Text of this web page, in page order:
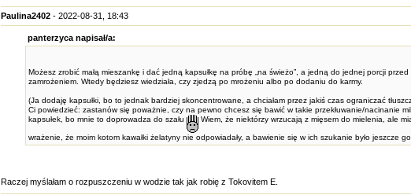
Paulina2402- 2022-08-31, 18:43
panterzyca napisał/a:
Możesz zrobić małą mieszankę i dać jedną kapsułkę na próbę „na świeżo”, a jedną do jednej porcji przed
zamrożeniem. Wtedy będziesz wiedziała, czy zjedzą po mrożeniu albo po dodaniu do karmy.
(Ja dodaję kapsułki, bo to jednak bardziej skoncentrowane, a chciałam przez jakiś czas ograniczać
Ci powiedzieć: zastanów się poważnie, czy na pewno chcesz się bawić w takie przekłuwanie/nacinanie
kapsułek, bo mnie to doprowadza do szału
Wiem, że niektórzy wrzucają z mięsem do mielenia, ale
wrażenie, że moim kotom kawałki żelatyny nie odpowiadały, a bawienie się w ich szukanie było jeszcze
Raczej myślałam o rozpuszczeniu w wodzie tak jak robię z Tokovitem E.